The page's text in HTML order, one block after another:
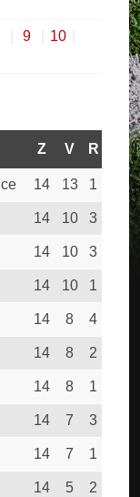
9 10
Z V R
14 13 1
14 10 3
14 10 3
14 10 1
14 8 4
14 8 2
14 8 1
14 7 3
14 7 1
14 5 2